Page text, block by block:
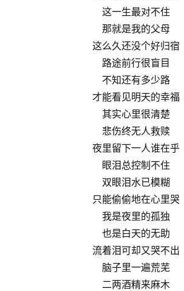
这一生最对不住
那就是我的父母
这么久还没个好归宿
路途前行很盲目
不知还有多少路
才能看见明天的幸福
其实心里很清楚
悲伤终无人救赎
夜里留下一人谁在乎
眼泪总控制不住
双眼泪水已模糊
只能偷偷地在心里哭
我是夜里的孤独
也是白天的无助
流着泪可却又哭不出
脑子里一遍荒芜
二两酒精来麻木